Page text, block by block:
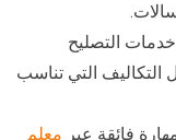
التصليح
التكاليف التي تناسب
فائقة عبر معلم